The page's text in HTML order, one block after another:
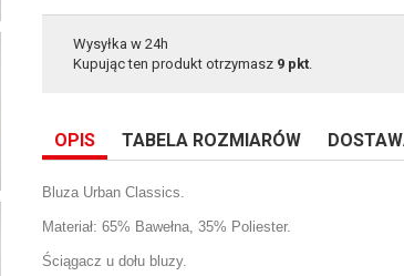
Wysyłka w 24h
Kupując ten produkt otrzymasz 9 pkt.
OPIS TABELA ROZMIARÓW
Bluza Urban Classics.
Materiał: 65% Bawełna, 35% Poliester.
Ściągacz u dołu bluzy.